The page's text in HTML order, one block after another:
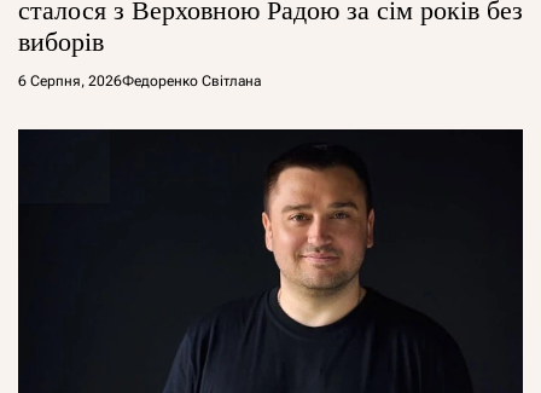
сталося з Верховною Радою за сім років без
виборів
6 Серпня, 2026Федоренко Світлана